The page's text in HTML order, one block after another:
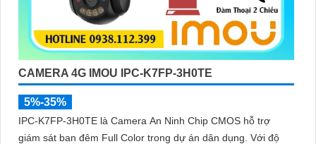
CAMERA 4G IMOU IPC-K7FP-3H0TE
5%-35%
IPC-K7FP-3H0TE là Camera An Ninh Chip CMOS hỗ trợ
giám sát ban đêm Full Color trong dự án dân dụng. Với độ